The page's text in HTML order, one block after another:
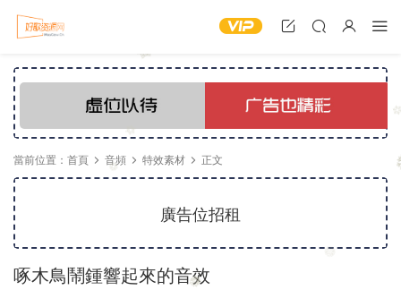
當前位置： 首頁 音頻 特效素材 正文
廣告位招租
啄木鳥鬧鍾響起來的音效